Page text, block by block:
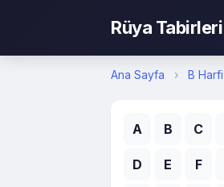
Rüya Tabirleri
Ana Sayfa › B Harfi
A B C
D E F